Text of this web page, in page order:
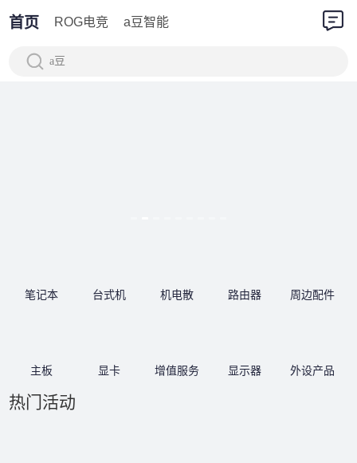
首页 ROG电竞 a豆智能
a豆
笔记本
主板
台式机
显卡
机电散
增值服务
路由器
显示器
周边配件
外设产品
热门活动